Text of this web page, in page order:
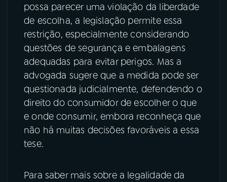
possa parecer uma violação da liberdade
de escolha, a legislação permite essa
restrição, especialmente considerando
questões de segurança e embalagens
adequadas para evitar perigos. Mas a
advogada sugere que a medida pode ser
questionada judicialmente, defendendo o
direito do consumidor de escolher o que
e onde consumir, embora reconheça que
não há muitas decisões favoráveis a essa
tese.
Para saber mais sobre a legalidade da